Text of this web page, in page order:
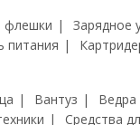
флешки Зарядное
питания
Вантуз Ведра
Средства